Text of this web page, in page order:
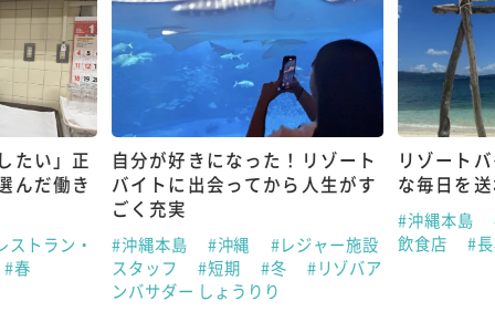
たい」正
んだ働き
ストラン・
#春
自分が好きになった！リゾート
バイトに出会ってから人生がす
ごく充実
#沖縄本島 #沖縄
#レジャー施設
スタッフ
#短期 #冬
#リゾバア
ンバサダー しょうりり
リゾート
な毎日を
#沖縄本島
飲食店
#